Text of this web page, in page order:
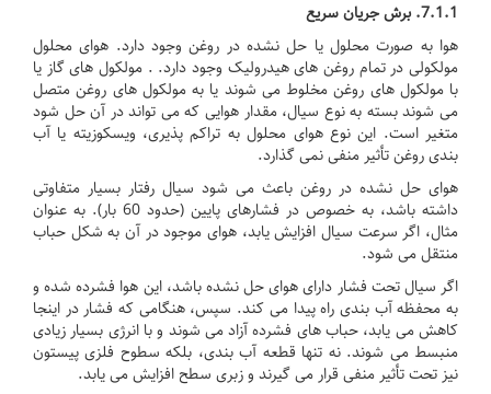
7.1.1. برش جریان سریع
هوا به صورت محلول یا حل نشده در روغن وجود دارد. هوای محلول
مولکولی در تمام روغن های هیدرولیک وجود دارد. . مولکول های گاز یا
با مولکول های روغن مخلوط می شوند یا به مولکول های روغن متصل
می شوندبسته به نوع سیال، مقدار هوایی که می تواند در آن حل شود
متغیر است. این نوع هوای محلول به تراکم پذیری، ویسکوزیته یا آب
بندی روغن تأثیر منفی نمی گذارد.
هوای حل نشده در روغن باعث می شود سیال رفتار بسیار متفاوتی
داشته باشد، به خصوص در فشارهای پایین (حدود 60 بار).
به عنوان
مثال، اگر سرعت سیال افزایش یابد، هوای موجود در آن به شکل حباب
منتقل می شود.
اگر سیال تحت فشار دارای هوای حل نشده باشد، این هوا فشرده شده و
به محفظه آب بندی راه پیدا می کند. سپس، هنگامی که فشار در اینجا
کاهش می یابد، حباب های فشرده آزاد می شوند و با انرژی بسیار زیادی
منبسط می شوند.نه تنها قطعه آب بندی، بلکه سطوح فلزی پیستون
نیز تحت تأثیر منفی قرار می گیرند و زبری سطح افزایش می یابد.